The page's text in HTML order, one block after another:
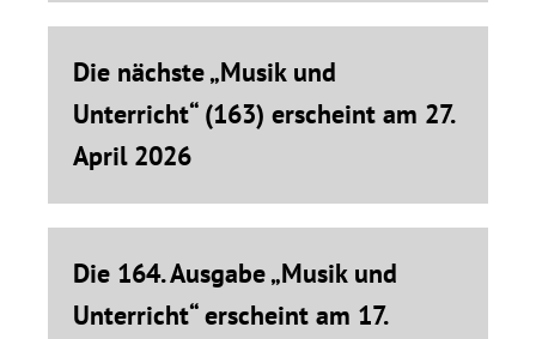
Die nächste „Musik und
Unterricht“ (163) erscheint am 27.
April 2026
Die 164. Ausgabe „Musik und
Unterricht“ erscheint am 17.